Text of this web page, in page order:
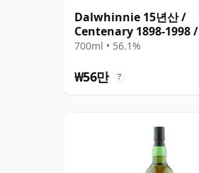
Dalwhinnie 15년산 /
Centenary 1898-1998 /
Natural Cask Strength
700ml • 56.1%
₩56만 ?